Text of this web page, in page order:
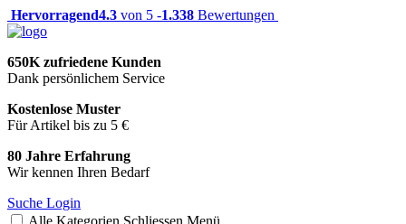
Hervorragend4.3 von 5 -1.338 Bewertungen
650K zufriedene Kunden
Dank persönlichem Service
Kostenlose Muster
Für Artikel bis zu 5 €
80 Jahre Erfahrung
Wir kennen Ihren Bedarf
Suche Login
Alle Kategorien Schliessen Menü